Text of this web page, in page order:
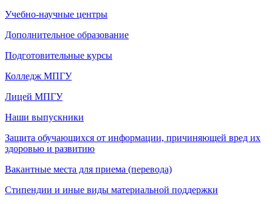
Учебно-научные центры
Дополнительное образование
Подготовительные курсы
Колледж МПГУ
Лицей МПГУ
Наши выпускники
Защита обучающихся от информации, причиняющей вред их
здоровью и развитию
Вакантные места для приема (перевода)
Стипендии и иные виды материальной поддержки